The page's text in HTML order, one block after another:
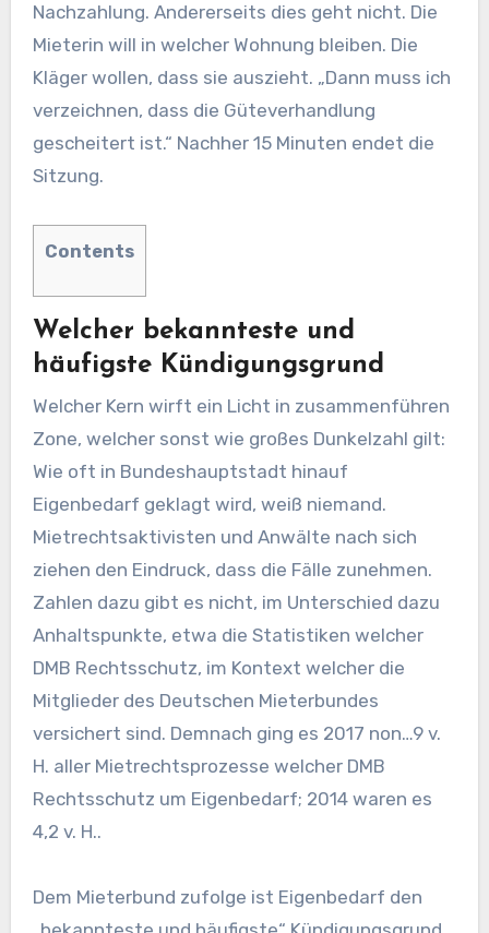
Nachzahlung. Andererseits dies geht nicht. Die
Mieterin will in welcher Wohnung bleiben. Die
Kläger wollen, dass sie auszieht. „Dann muss ich
verzeichnen, dass die Güteverhandlung
gescheitert ist.“ Nachher 15 Minuten endet die
Sitzung.
Contents
Welcher bekannteste und
häufigste Kündigungsgrund
Welcher Kern wirft ein Licht in zusammenführen
Zone, welcher sonst wie großes Dunkelzahl gilt:
Wie oft in Bundeshauptstadt hinauf
Eigenbedarf geklagt wird, weiß niemand.
Mietrechtsaktivisten und Anwälte nach sich
ziehen den Eindruck, dass die Fälle zunehmen.
Zahlen dazu gibt es nicht, im Unterschied dazu
Anhaltspunkte, etwa die Statistiken welcher
DMB Rechtsschutz, im Kontext welcher die
Mitglieder des Deutschen Mieterbundes
versichert sind. Demnach ging es 2017 non…9 v.
H. aller Mietrechtsprozesse welcher DMB
Rechtsschutz um Eigenbedarf; 2014 waren es
4,2 v. H..
Dem Mieterbund zufolge ist Eigenbedarf den